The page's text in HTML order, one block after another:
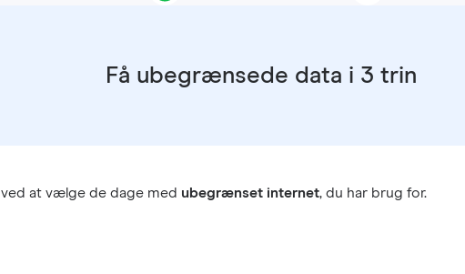
Få ubegrænsede data i 3 trin
ved at vælge de dage med ubegrænset internet, du har brug for.